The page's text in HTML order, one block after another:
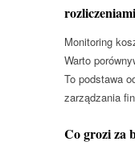
Monitoring
Warto
To podstawa
zarządzania
Co grozi za